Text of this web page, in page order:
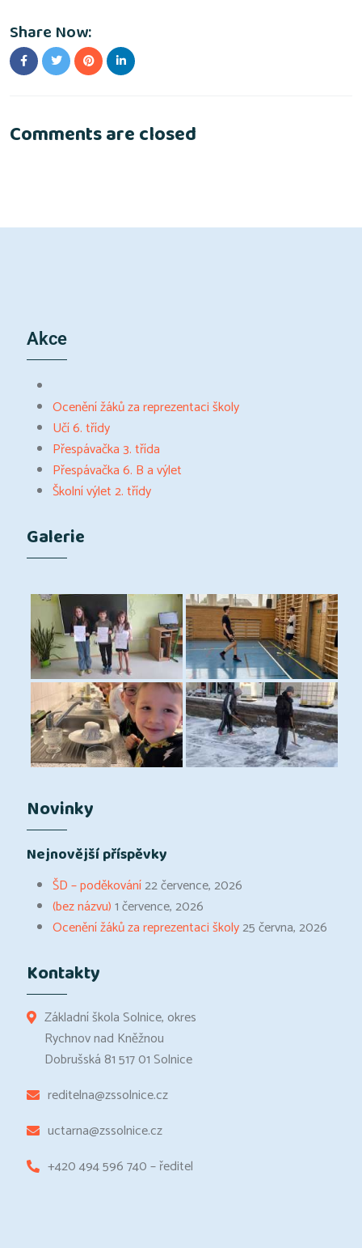
Share Now:
Comments are closed
Akce
Ocenění žáků za reprezentaci školy
Učí 6. třídy
Přespávačka 3. třída
Přespávačka 6. B a výlet
Školní výlet 2. třídy
Galerie
Novinky
Nejnovější příspěvky
ŠD – poděkování22 července, 2026
(bez názvu)1 července, 2026
Ocenění žáků za reprezentaci školy25 června, 2026
Kontakty
Základní škola Solnice, okres
Rychnov nad Kněžnou
Dobrušská 81 517 01 Solnice
reditelna@zssolnice.cz
uctarna@zssolnice.cz
+420 494 596 740 – ředitel